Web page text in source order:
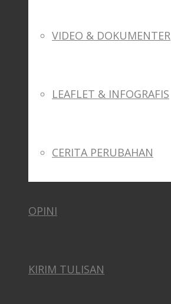
VIDEO & DOKUMENTER
LEAFLET & INFOGRAFIS
CERITA PERUBAHAN
OPINI
KIRIM TULISAN